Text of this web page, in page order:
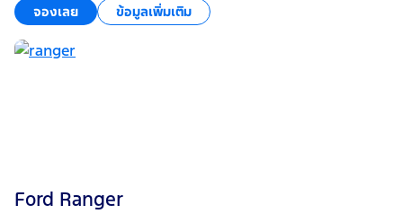
จองเลย ข้อมูลเพิ่มเติม
Ford Ranger